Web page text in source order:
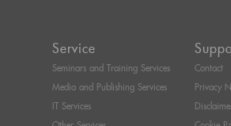
Service
Seminars and Training Services
Media and Publishing Services
IT Services
Contact
Privacy